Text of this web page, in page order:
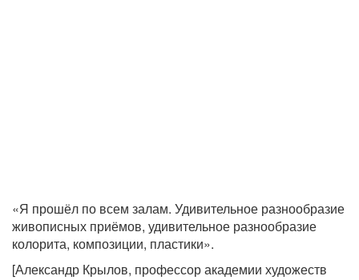
«Я прошёл по всем залам. Удивительное разнообразие
живописных приёмов, удивительное разнообразие
колорита, композиции, пластики».
[Александр Крылов, профессор академии художеств